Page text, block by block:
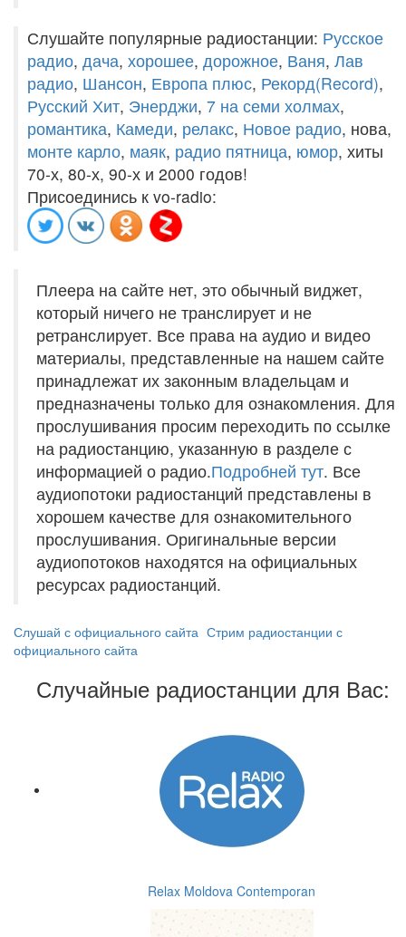
Слушайте популярные радиостанции: Русское
радио, дача, хорошее, дорожное, Ваня, Лав
радио, Шансон, Европа плюс, Рекорд(Record),
Русский Хит, Энерджи, 7 на семи холмах,
романтика, Камеди, релакс, Новое радио, нова,
монте карло, маяк, радио пятница, юмор, хиты
70-х, 80-х, 90-х и 2000 годов!
Присоединись к vo-radio:
Плеера на сайте нет, это обычный виджет,
который ничего не транслирует и не
ретранслирует. Все права на аудио и видео
материалы, представленные на нашем сайте
принадлежат их законным владельцам и
предназначены только для ознакомления. Для
прослушивания просим переходить по ссылке
на радиостанцию, указанную в разделе с
информацией о радио.Подробней тут. Все
аудиопотоки радиостанций представлены в
хорошем качестве для ознакомительного
прослушивания. Оригинальные версии
аудиопотоков находятся на официальных
ресурсах радиостанций.
Слушай с официального сайта Стрим радиостанции с
официального сайта
Случайные радиостанции для Вас:
Relax Moldova Contemporan